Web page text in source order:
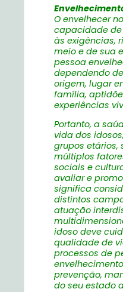
O envelhecer
capacidade
às exigências,
meio e de sua
pessoa
dependendo
origem, lugar
família,
experiências
Portanto, a
vida dos
grupos etários,
múltiplos
sociais e
avaliar e
significa
distintos
atuação
idoso deve
qualidade de
processos de
prevenção,
do seu estado